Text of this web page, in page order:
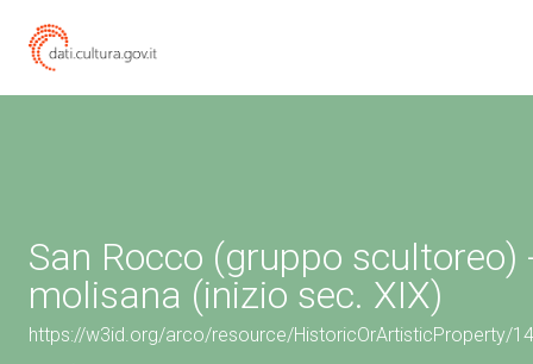
San Rocco (gruppo scultoreo)
molisana (inizio sec. XIX)
https://w3id.org/arco/resource/HistoricOrArtisticProperty/